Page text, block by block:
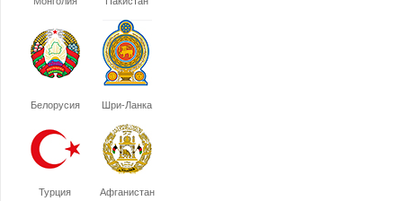
Белорусия Шри-Ланка
Турция Афганистан